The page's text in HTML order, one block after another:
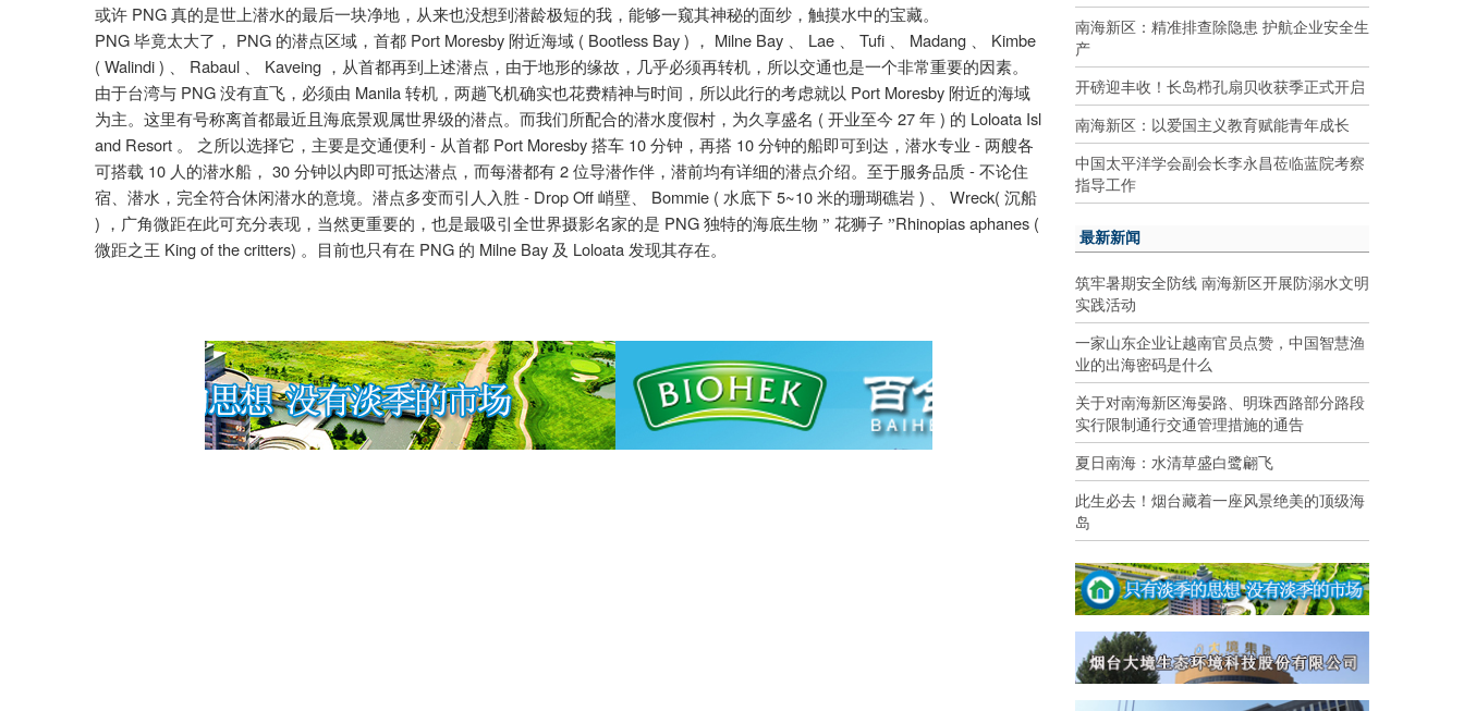
或许 PNG 真的是世上潜水的最后一块净地，从来也没想到潜龄极短的我，能够一窥其神秘的面纱，触摸水中的宝藏。
PNG 毕竟太大了， PNG 的潜点区域，首都 Port Moresby 附近海域 ( Bootless Bay ) ， Milne Bay Lae Tufi Madang
Kimbe
( Walindi )
Rabaul Kaveing
，从首都再到上述潜点，由于地形的缘故，几乎必须再转机，所以交通也是一个非常重要的因素。
由于台湾与 PNG 没有直飞，必须由 Manila 转机，两趟飞机确实也花费精神与时间，所以此行的考虑就以 Port Moresby 附近的海域
为主。这里有号称离首都最近且海底景观属世界级的潜点。而我们所配合的潜水度假村，为久享盛名 ( 开业至今 27 年 ) 的 Loloata Isl
and Resort 。 之所以选择它，主要是交通便利 - 从首都 Port Moresby 搭车 10 分钟，再搭 10 分钟的船即可到达，潜水专业 - 两艘各
可搭载 10 人的潜水船， 30 分钟以内即可抵达潜点，而每潜都有 2 位导潜作伴，潜前均有详细的潜点介绍。至于服务品质 - 不论住
宿、潜水，完全符合休闲潜水的意境。潜点多变而引人入胜 - Drop Off 峭壁、 Bommie ( 水底下 5~10 米的珊瑚礁岩 ) Wreck( 沉船
) ，广角微距在此可充分表现，当然更重要的，也是最吸引全世界摄影名家的是 PNG 独特的海底生物 ” 花狮子 ”Rhinopias aphanes (
微距之王 King of the critters) 。目前也只有在 PNG 的 Milne Bay 及 Loloata 发现其存在。
南海新区：精准排查除隐患 护航企业安全生
产
开磅迎丰收！长岛栉孔扇贝收获季正式开启
南海新区：以爱国主义教育赋能青年成长
中国太平洋学会副会长李永昌莅临蓝院考察
指导工作
最新新闻
筑牢暑期安全防线 南海新区开展防溺水文明
实践活动
一家山东企业让越南官员点赞，中国智慧渔
业的出海密码是什么
关于对南海新区海晏路、明珠西路部分路段
实行限制通行交通管理措施的通告
夏日南海：水清草盛白鹭翩飞
此生必去！烟台藏着一座风景绝美的顶级海
岛